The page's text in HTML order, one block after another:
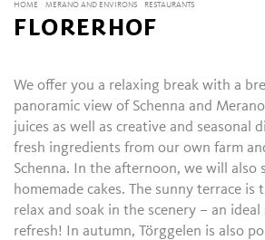
HOME MERANO AND ENVIRONS RESTAURANTS
FLORERHOF
We offer you a relaxing break with a
panoramic view of Schenna and
juices as well as creative and seasonal
fresh ingredients from our own farm
Schenna. In the afternoon, we will also
homemade cakes. The sunny terrace is
relax and soak in the scenery – an
refresh! In autumn, Törggelen is also